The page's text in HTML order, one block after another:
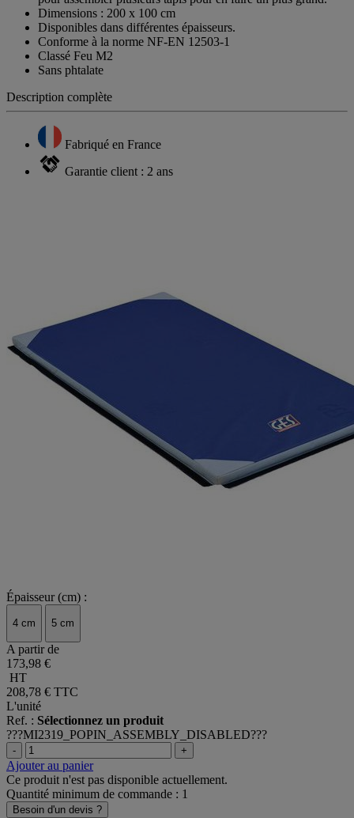
Dimensions : 200 x 100 cm
Disponibles dans différentes épaisseurs.
Conforme à la norme NF-EN 12503-1
Classé Feu M2
Sans phtalate
Description complète
Fabriqué en France
Garantie client : 2 ans
Épaisseur (cm) :
4 cm 5 cm
A partir de
173,98 €
HT
208,78 € TTC
L'unité
Ref. : Sélectionnez un produit
???MI2319_POPIN_ASSEMBLY_DISABLED???
- +
Ajouter au panier
Ce produit n'est pas disponible actuellement.
Quantité minimum de commande : 1
Besoin d'un devis ?